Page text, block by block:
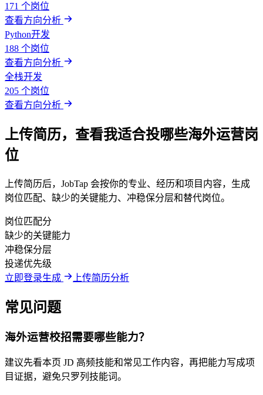
171 个岗位
查看方向分析
Python开发
188 个岗位
查看方向分析
全栈开发
205 个岗位
查看方向分析
上传简历，查看我适合投哪些海外运营岗
位
上传简历后，JobTap 会按你的专业、经历和项目内容，生成
岗位匹配、缺少的关键能力、冲稳保分层和替代岗位。
岗位匹配分
缺少的关键能力
冲稳保分层
投递优先级
立即登录生成
上传简历分析
常见问题
海外运营校招需要哪些能力？
建议先看本页 JD 高频技能和常见工作内容，再把能力写成项
目证据，避免只罗列技能词。